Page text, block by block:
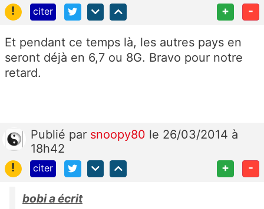
!
citer + -
Et pendant ce temps là, les autres pays en
seront déjà en 6,7 ou 8G. Bravo pour notre
retard.
Publié par snoopy80 le 26/03/2014 à
18h42
!
citer + -
bobi a écrit